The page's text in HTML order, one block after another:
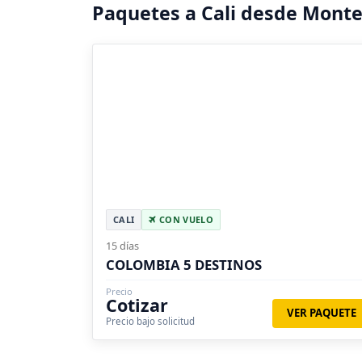
Paquetes a Cali desde
CALI CON VUELO
15 días
COLOMBIA 5 DESTINOS
Precio
Cotizar
Precio bajo solicitud
VER PAQUETE